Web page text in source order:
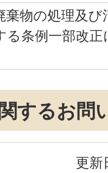
棄物の処理及び
る条例一部改正
するお問
更新